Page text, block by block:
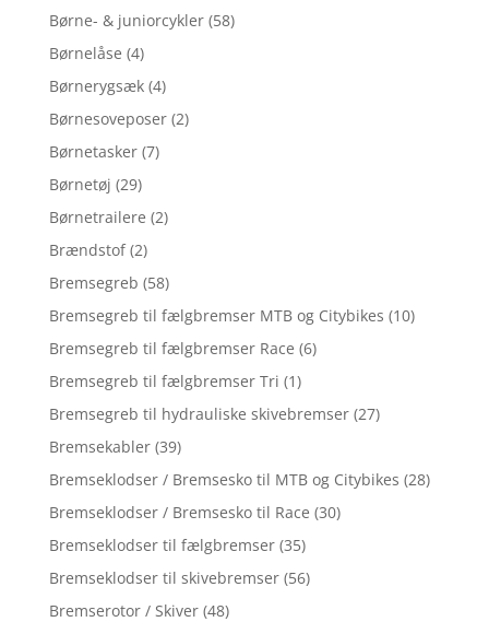
Børne- & juniorcykler (58)
Børnelåse (4)
Børnerygsæk (4)
Børnesoveposer (2)
Børnetasker (7)
Børnetøj (29)
Børnetrailere (2)
Brændstof (2)
Bremsegreb (58)
Bremsegreb til fælgbremser MTB og Citybikes (10)
Bremsegreb til fælgbremser Race (6)
Bremsegreb til fælgbremser Tri (1)
Bremsegreb til hydrauliske skivebremser (27)
Bremsekabler (39)
Bremseklodser / Bremsesko til MTB og Citybikes (28)
Bremseklodser / Bremsesko til Race (30)
Bremseklodser til fælgbremser (35)
Bremseklodser til skivebremser (56)
Bremserotor / Skiver (48)